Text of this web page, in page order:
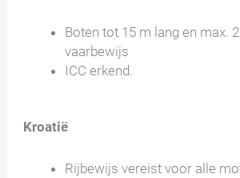
Boten tot 15 m lang en max.
vaarbewijs
ICC erkend.
Kroatië
Rijbewijs vereist voor alle